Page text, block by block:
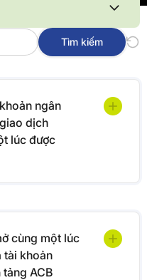
Tìm kiếm
ngân
dịch
lúc được
cùng một lúc
tài khoản
ACB